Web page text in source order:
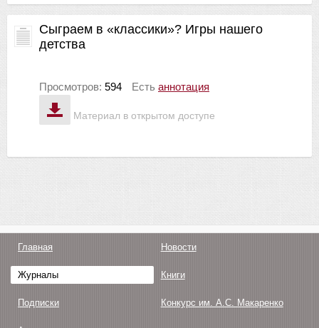
Материал в открытом доступе
Сыграем в «классики»? Игры нашего
детства
Просмотров: 594 Есть аннотация
Главная Новости
Журналы Книги
Подписки Конкурс им. А.С. Макаренко